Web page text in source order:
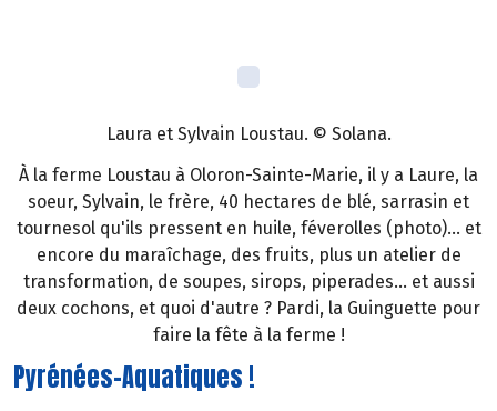
Laura et Sylvain Loustau. © Solana.
À la ferme Loustau à Oloron-Sainte-Marie, il y a Laure, la
soeur, Sylvain, le frère, 40 hectares de blé, sarrasin et
tournesol qu'ils pressent en huile, féverolles (photo)... et
encore du maraîchage, des fruits, plus un atelier de
transformation, de soupes, sirops, piperades... et aussi
deux cochons, et quoi d'autre ? Pardi, la Guinguette pour
faire la fête à la ferme !
Pyrénées-Aquatiques !